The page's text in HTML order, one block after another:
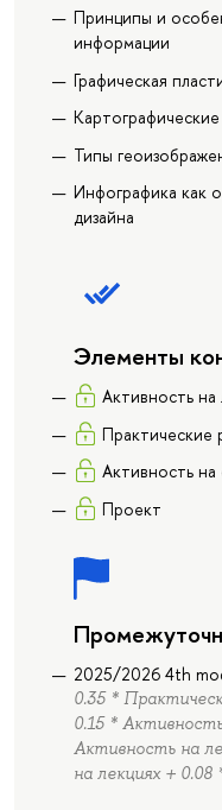
Принципы и
информации
Графическая
Типы
Инфографика как
дизайна
Элементы
Активность на
Практические
Активность на
Проект
2025/2026 4th
0.35 *
0.15 *
Активность на
на лекциях +